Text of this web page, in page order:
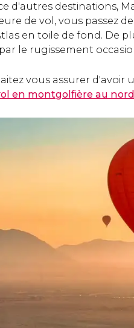
d'autres destinations,
de vol, vous passez
en toile de fond. De
le rugissement
vous assurer
en montgolfière au